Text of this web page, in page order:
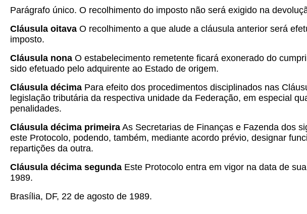
Parágrafo único. O recolhimento do imposto não será exigido na
Cláusula oitava O recolhimento a que alude a cláusula anterior será
imposto.
Cláusula nona O estabelecimento remetente ficará exonerado do
sido efetuado pelo adquirente ao Estado de origem.
Cláusula décima Para efeito dos procedimentos disciplinados nas
legislação tributária da respectiva unidade da Federação, em especial
penalidades.
Cláusula décima primeira As Secretarias de Finanças e Fazenda dos
este Protocolo, podendo, também, mediante acordo prévio, designar
repartições da outra.
Cláusula décima segunda Este Protocolo entra em vigor na data de
1989.
Brasília, DF, 22 de agosto de 1989.